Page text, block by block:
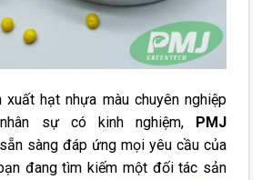
hạt nhựa màu chuyên nghiệp
sự có kinh nghiệm, PMJ
sàng đáp ứng mọi yêu cầu của
đang tìm kiếm một đối tác sản